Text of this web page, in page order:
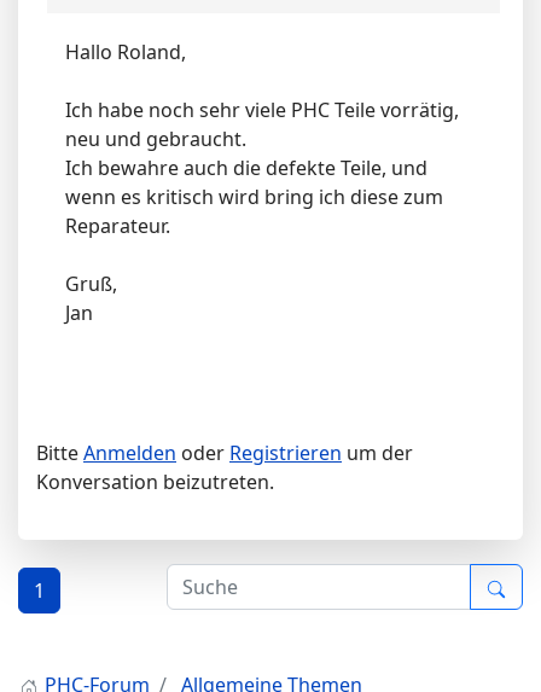
Hallo Roland,
Ich habe noch sehr viele PHC Teile vorrätig,
neu und gebraucht.
Ich bewahre auch die defekte Teile, und
wenn es kritisch wird bring ich diese zum
Reparateur.
Gruß,
Jan
BitteAnmelden oder Registrieren um der
Konversation beizutreten.
1
PHC-Forum Allgemeine Themen